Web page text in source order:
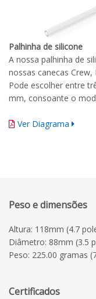
Palhinha de silicone
A nossa palhinha de
nossas canecas
Pode escolher entre
mm, consoante o
Ver Diagrama
Peso e dimensões
Altura: 118mm (4.7
Diâmetro: 88mm (3.5
Peso: 225.00 gramas
Certificados